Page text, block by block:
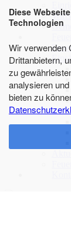
Diese
Technologien
Wir verwenden
Drittanbietern,
zu
analysieren
bieten zu